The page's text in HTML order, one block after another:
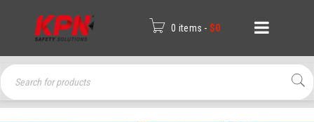
0 items - $0